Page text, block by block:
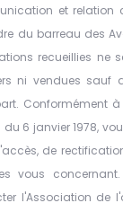
et relation
du barreau des
recueillies ne
ni vendues sauf
Conformément
du 6 janvier 1978,
de
vous
l'Association de